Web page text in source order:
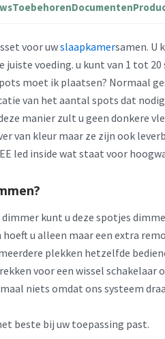
ToebehorenDocumenten
voor uwslaapkamersamen. U
juiste voeding. u kunt van 1 tot
moet ik plaatsen? Normaal
van het aantal spots dat
manier zult u geen donkere
van kleur maar ze zijn ook
led inside wat staat voor
kunt u deze spotjes
hoeft u alleen maar een extra
plekken hetzelfde
voor een wissel schakelaar
niets omdat ons systeem
beste bij uw toepassing past.